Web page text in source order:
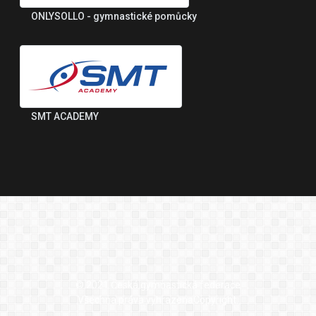
ONLYSOLLO - gymnastické pomůcky
SMT ACADEMY